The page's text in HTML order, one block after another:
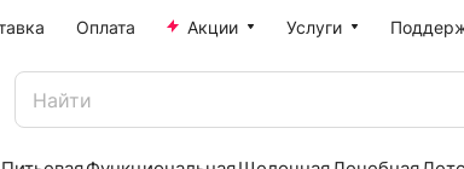
Оплата Акции Услуги